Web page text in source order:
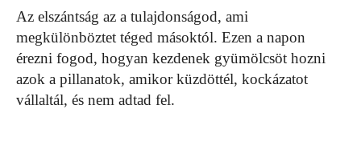
Az elszántság az a tulajdonságod, ami
megkülönböztet téged másoktól. Ezen a napon
érezni fogod, hogyan kezdenek gyümölcsöt hozni
azok a pillanatok, amikor küzdöttél, kockázatot
vállaltál, és nem adtad fel.